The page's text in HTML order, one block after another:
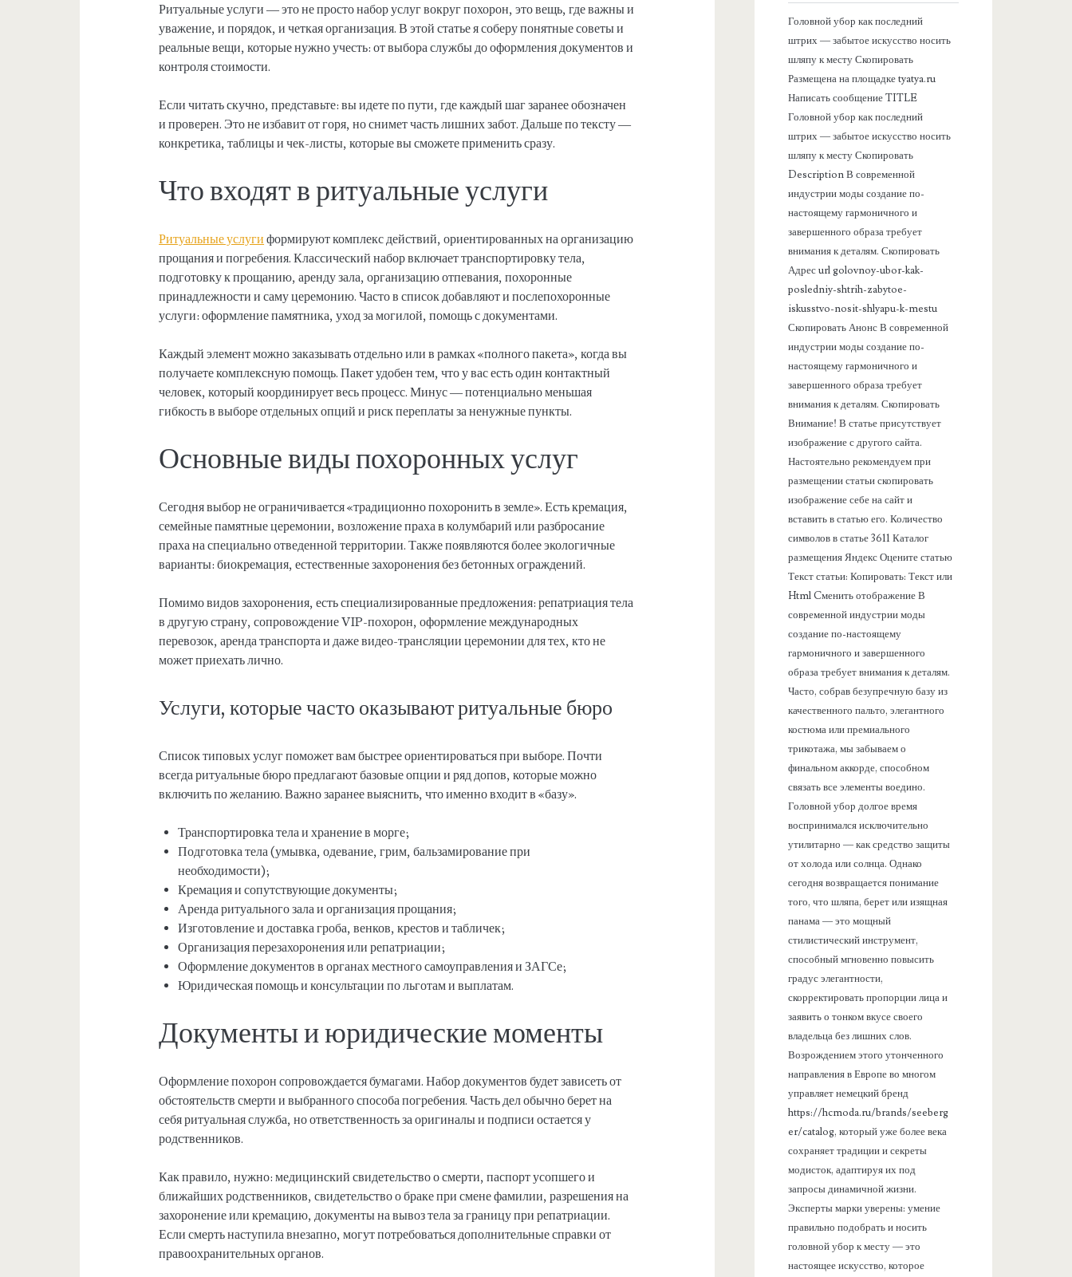
Ритуальные услуги — это не просто набор услуг вокруг похорон, это вещь, где важны и
уважение, и порядок, и четкая организация. В этой статье я соберу понятные советы и
реальные вещи, которые нужно учесть: от выбора службы до оформления документов и
контроля стоимости.
Если читать скучно, представьте: вы идете по пути, где каждый шаг заранее обозначен
и проверен. Это не избавит от горя, но снимет часть лишних забот. Дальше по тексту —
конкретика, таблицы и чек-листы, которые вы сможете применить сразу.
Что входят в ритуальные услуги
Ритуальные услуги формируют комплекс действий, ориентированных на организацию
прощания и погребения. Классический набор включает транспортировку тела,
подготовку к прощанию, аренду зала, организацию отпевания, похоронные
принадлежности и саму церемонию. Часто в список добавляют и послепохоронные
услуги: оформление памятника, уход за могилой, помощь с документами.
Каждый элемент можно заказывать отдельно или в рамках «полного пакета», когда вы
получаете комплексную помощь. Пакет удобен тем, что у вас есть один контактный
человек, который координирует весь процесс. Минус — потенциально меньшая
гибкость в выборе отдельных опций и риск переплаты за ненужные пункты.
Основные виды похоронных услуг
Сегодня выбор не ограничивается «традиционно похоронить в земле». Есть кремация,
семейные памятные церемонии, возложение праха в колумбарий или разбросание
праха на специально отведенной территории. Также появляются более экологичные
варианты: биокремация, естественные захоронения без бетонных ограждений.
Помимо видов захоронения, есть специализированные предложения: репатриация тела
в другую страну, сопровождение VIP-похорон, оформление международных
перевозок, аренда транспорта и даже видео-трансляции церемонии для тех, кто не
может приехать лично.
Услуги, которые часто оказывают ритуальные бюро
Список типовых услуг поможет вам быстрее ориентироваться при выборе. Почти
всегда ритуальные бюро предлагают базовые опции и ряд допов, которые можно
включить по желанию. Важно заранее выяснить, что именно входит в «базу».
Транспортировка тела и хранение в морге;
Подготовка тела (умывка, одевание, грим, бальзамирование при
необходимости);
Кремация и сопутствующие документы;
Аренда ритуального зала и организация прощания;
Изготовление и доставка гроба, венков, крестов и табличек;
Организация перезахоронения или репатриации;
Оформление документов в органах местного самоуправления и ЗАГСе;
Юридическая помощь и консультации по льготам и выплатам.
Документы и юридические моменты
Оформление похорон сопровождается бумагами. Набор документов будет зависеть от
обстоятельств смерти и выбранного способа погребения. Часть дел обычно берет на
себя ритуальная служба, но ответственность за оригиналы и подписи остается у
родственников.
Как правило, нужно: медицинский свидетельство о смерти, паспорт усопшего и
ближайших родственников, свидетельство о браке при смене фамилии, разрешения на
захоронение или кремацию, документы на вывоз тела за границу при репатриации.
Если смерть наступила внезапно, могут потребоваться дополнительные справки от
правоохранительных органов.
Головной убор как последний
штрих — забытое искусство носить
шляпу к месту Скопировать
Размещена на площадке tyatya.ru
Написать сообщение TITLE
Головной убор как последний
штрих — забытое искусство носить
шляпу к месту Скопировать
Description В современной
индустрии моды создание по-
настоящему гармоничного и
завершенного образа требует
внимания к деталям. Скопировать
Адрес url golovnoy-ubor-kak-
posledniy-shtrih-zabytoe-
iskusstvo-nosit-shlyapu-k-mestu
Скопировать Анонс В современной
индустрии моды создание по-
настоящему гармоничного и
завершенного образа требует
внимания к деталям. Скопировать
Внимание! В статье присутствует
изображение с другого сайта.
Настоятельно рекомендуем при
размещении статьи скопировать
изображение себе на сайт и
вставить в статью его. Количество
символов в статье 3611 Каталог
размещения Яндекс Оцените статью
Текст статьи: Копировать: Текст или
Html Cменить отображение В
современной индустрии моды
создание по-настоящему
гармоничного и завершенного
образа требует внимания к деталям.
Часто, собрав безупречную базу из
качественного пальто, элегантного
костюма или премиального
трикотажа, мы забываем о
финальном аккорде, способном
связать все элементы воедино.
Головной убор долгое время
воспринимался исключительно
утилитарно — как средство защиты
от холода или солнца. Однако
сегодня возвращается понимание
того, что шляпа, берет или изящная
панама — это мощный
стилистический инструмент,
способный мгновенно повысить
градус элегантности,
скорректировать пропорции лица и
заявить о тонком вкусе своего
владельца без лишних слов.
Возрождением этого утонченного
направления в Европе во многом
управляет немецкий бренд
https://hcmoda.ru/brands/seeberg
er/catalog, который уже более века
сохраняет традиции и секреты
модисток, адаптируя их под
запросы динамичной жизни.
Эксперты марки уверены: умение
правильно подобрать и носить
головной убор к месту — это
настоящее искусство, которое